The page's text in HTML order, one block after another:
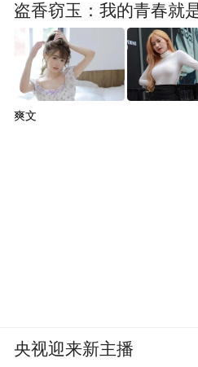
盗香窃玉：我的青春就
爽文
央视迎来新主播